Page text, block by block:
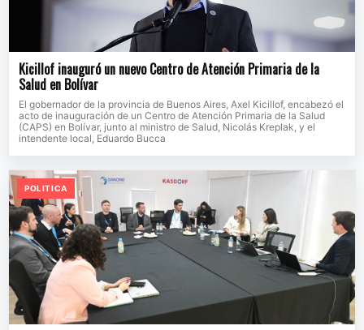
Kicillof inauguró un nuevo Centro de Atención Primaria de la
Salud en Bolívar
El gobernador de la provincia de Buenos Aires, Axel Kicillof, encabezó el
acto de inauguración de un Centro de Atención Primaria de la Salud
(CAPS) en Bolívar, junto al ministro de Salud, Nicolás Kreplak, y el
intendente local, Eduardo Bucca
POLITICA